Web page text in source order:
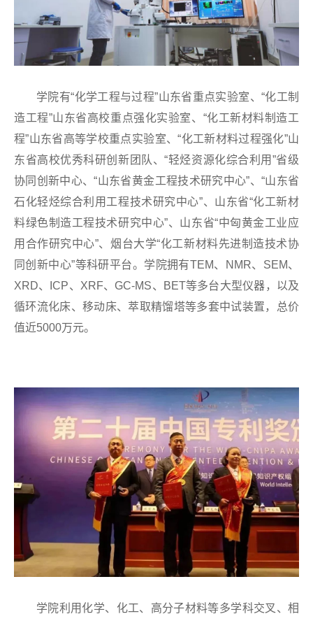
学院有“化学工程与过程”山东省重点实验室、“化工制
造工程”山东省高校重点强化实验室、“化工新材料制造工
程”山东省高等学校重点实验室、“化工新材料过程强化”山
东省高校优秀科研创新团队、“轻烃资源化综合利用”省级
协同创新中心、“山东省黄金工程技术研究中心”、“山东省
石化轻烃综合利用工程技术研究中心”、山东省“化工新材
料绿色制造工程技术研究中心”、山东省“中匈黄金工业应
用合作研究中心”、烟台大学“化工新材料先进制造技术协
同创新中心”等科研平台。学院拥有TEM、NMR、SEM、
XRD、ICP、XRF、GC-MS、BET等多台大型仪器，以及
循环流化床、移动床、萃取精馏塔等多套中试装置，总价
值近5000万元。
学院利用化学、化工、高分子材料等多学科交叉、相